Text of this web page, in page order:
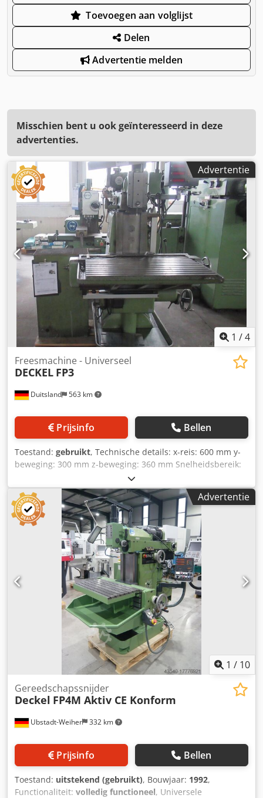
Toevoegen aan volglijst
Delen
Advertentie melden
Misschien bent u ook geïnteresseerd in deze
advertenties.
Advertentie
1 /4
Duitsland 563 km
Freesmachine - Universeel
DECKEL FP3
Prijsinfo Bellen
Toestand: gebruikt, Technische details: x-reis: 600 mm y-
beweging: 300 mm z-beweging: 360 mm Snelheidsbereik:
max. horiz. 40-2000 tpm Spindelmontage: verticaal /
horizontaal SK 40/ SK40 Snelheidsbereik: max. 40 - 2000
tpm Voeding: 2-3600 mm/min Dcjdpfou U E T Iox Ah Djk
Spilverplaatsing: 80 mm Tafelafmetingen: 810 x 420 mm
Totaal benodigd vermogen: 3 kVA Machinegewicht ca.:
1300 kg Afmetingen van de machine ca. LxBxH: 1,8 x 1,35 x
1,95 m Freesmachine met sleufkop Slaglengte 32-80 mm
met 10 x dubbele slagen, 24-285 slagen/min Heidenhain 3-
assige displays *
Advertentie
1 / 10
Ubstadt-Weiher 332 km
Gereedschapssnijder
Deckel FP4M Aktiv CE Konform
Prijsinfo Bellen
Toestand: uitstekend (gebruikt), Bouwjaar: 1992,
Functionaliteit: volledig functioneel, Universele